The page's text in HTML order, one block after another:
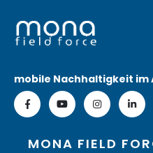
mobile Nachhaltigkeit im
MONA FIELD